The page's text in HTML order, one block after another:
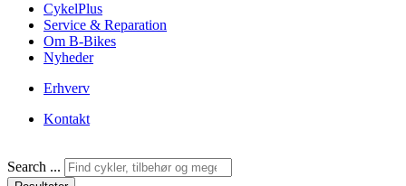
CykelPlus
Service & Reparation
Om B-Bikes
Nyheder
Erhverv
Kontakt
Search ...